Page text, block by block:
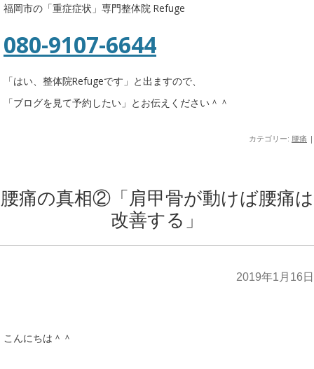
福岡市の「重症症状」専門整体院 Refuge
080-9107-6644
「はい、整体院Refugeです」と出ますので、
「ブログを見て予約したい」とお伝えください＾＾
カテゴリー: 腰痛 |
腰痛の真相②「肩甲骨が動けば腰痛は
改善する」
2019年1月16日
こんにちは＾＾